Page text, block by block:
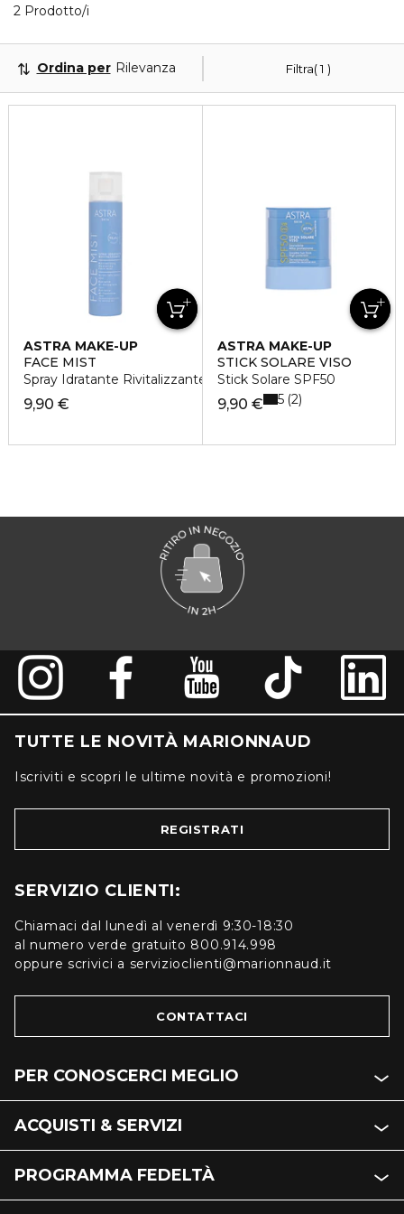
2 Prodotto/i
Filtra 1
Ordina per Rilevanza
ASTRA MAKE-UP
FACE MIST
Spray Idratante Rivitalizzante
9,90 €
ASTRA MAKE-UP
STICK SOLARE VISO
Stick Solare SPF50
9,90 € 5 2
TUTTE LE NOVITÀ MARIONNAUD
Iscriviti e scopri le ultime novità e promozioni!
REGISTRATI
SERVIZIO CLIENTI:
Chiamaci dal lunedì al venerdì 9:30-18:30
al numero verde gratuito 800.914.998
oppure scrivici a servizioclienti@marionnaud.it
CONTATTACI
PER CONOSCERCI MEGLIO
ACQUISTI & SERVIZI
PROGRAMMA FEDELTÀ